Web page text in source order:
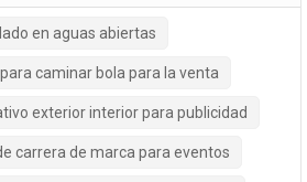
en aguas abiertas
caminar bola para la venta
exterior interior para publicidad
carrera de marca para eventos